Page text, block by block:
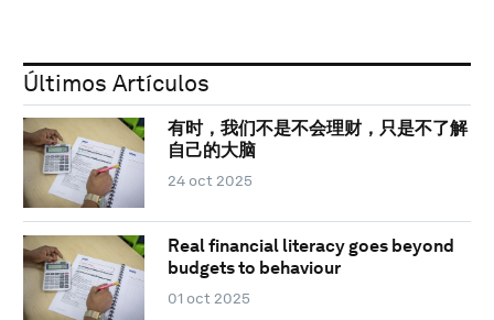
Últimos Artículos
有时，我们不是不会理财，只是不了解
自己的大脑
24 oct 2025
Real financial literacy goes beyond
budgets to behaviour
01 oct 2025